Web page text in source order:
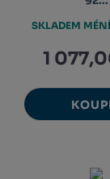
1
SKLADEM